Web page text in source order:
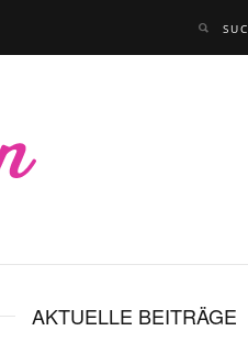
AKTUELLE BEITRÄGE